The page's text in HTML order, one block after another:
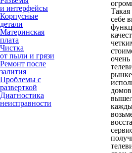
и интерфейсы
Корпусные
детали
Материнская
плата
Чистка
от пыли и грязи
Ремонт после
залития
Проблемы с
разверткой
Диагностика
неисправности
Такая
себе
вышел